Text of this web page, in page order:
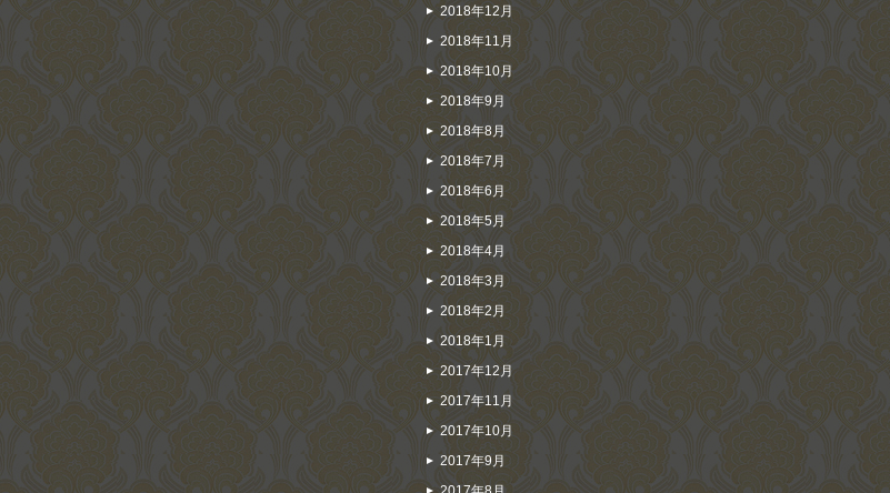
2018年12月
2018年11月
2018年10月
2018年9月
2018年8月
2018年7月
2018年6月
2018年5月
2018年4月
2018年3月
2018年2月
2018年1月
2017年12月
2017年11月
2017年10月
2017年9月